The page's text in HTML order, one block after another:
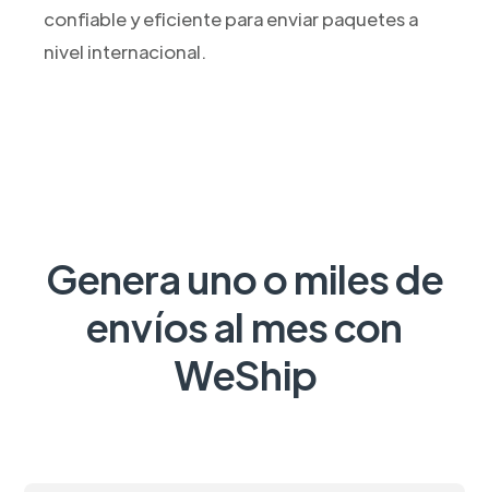
confiable y eficiente para enviar paquetes a
nivel internacional.
Genera uno o miles de
envíos al mes con
WeShip